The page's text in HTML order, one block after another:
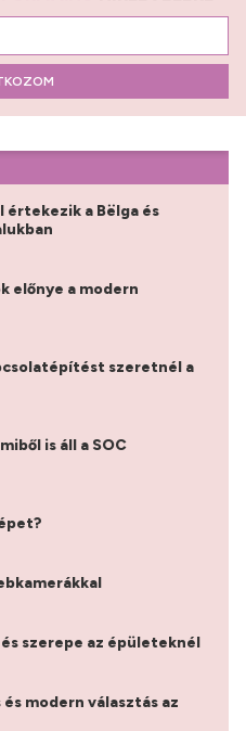
értekezik a Bëlga és
előnye a modern
szeretnél a
is áll a SOC
szerepe az épületeknél
modern választás az